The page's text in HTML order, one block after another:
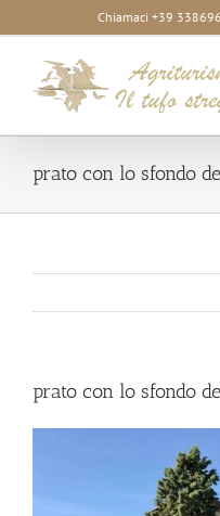
al
Chiamaci +39
prato con lo sfondo
prato con lo sfondo